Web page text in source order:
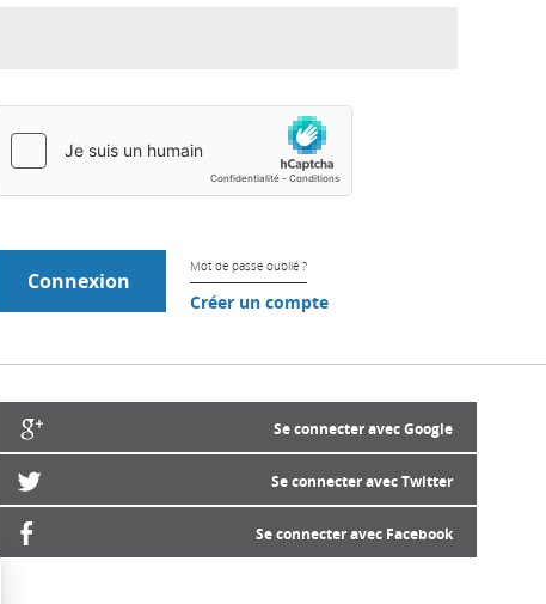
Mot de passe oublié ?
Créer un compte
Se connecter avec Google
Se connecter avec Twitter
Se connecter avec Facebook